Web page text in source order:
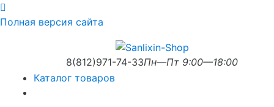
Полная версия сайта
8(812)971-74-33Пн—Пт 9:00—18:00
Каталог товаров